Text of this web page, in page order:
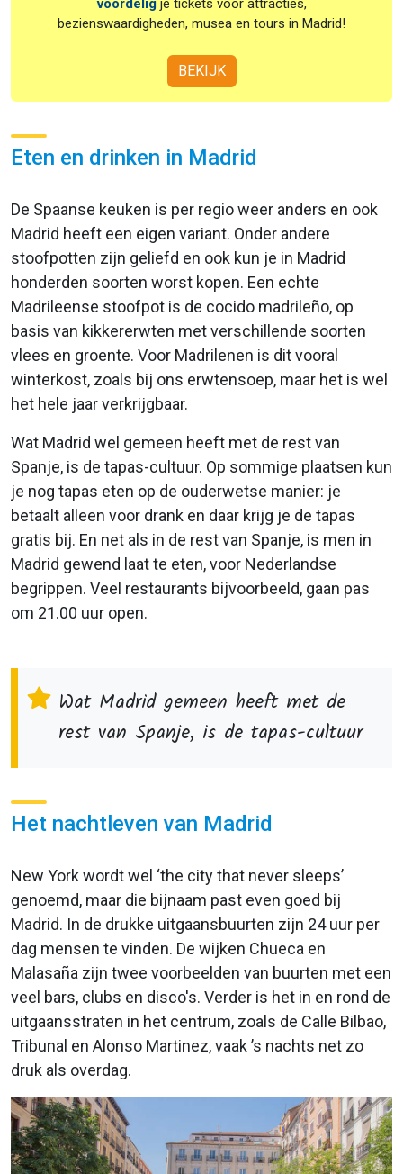
voordeligje tickets voor attracties,
bezienswaardigheden, musea en tours in Madrid!
BEKIJK
Eten en drinken in Madrid
De Spaanse keuken is per regio weer anders en ook
Madrid heeft een eigen variant. Onder andere
stoofpotten zijn geliefd en ook kun je in Madrid
honderden soorten worst kopen. Een echte
Madrileense stoofpot is de cocido madrileño, op
basis van kikkererwten met verschillende soorten
vlees en groente. Voor Madrilenen is dit vooral
winterkost, zoals bij ons erwtensoep, maar het is wel
het hele jaar verkrijgbaar.
Wat Madrid wel gemeen heeft met de rest van
Spanje, is de tapas-cultuur. Op sommige plaatsen kun
je nog tapas eten op de ouderwetse manier: je
betaalt alleen voor drank en daar krijg je de tapas
gratis bij. En net als in de rest van Spanje, is men in
Madrid gewend laat te eten, voor Nederlandse
begrippen. Veel restaurants bijvoorbeeld, gaan pas
om 21.00 uur open.
Wat Madrid gemeen heeft met de
rest van Spanje, is de tapas-cultuur
Het nachtleven van Madrid
New York wordt wel ‘the city that never sleeps’
genoemd, maar die bijnaam past even goed bij
Madrid. In de drukke uitgaansbuurten zijn 24 uur per
dag mensen te vinden. De wijken Chueca en
Malasaña zijn twee voorbeelden van buurten met een
veel bars, clubs en disco's. Verder is het in en rond de
uitgaansstraten in het centrum, zoals de Calle Bilbao,
Tribunal en Alonso Martinez, vaak ’s nachts net zo
druk als overdag.